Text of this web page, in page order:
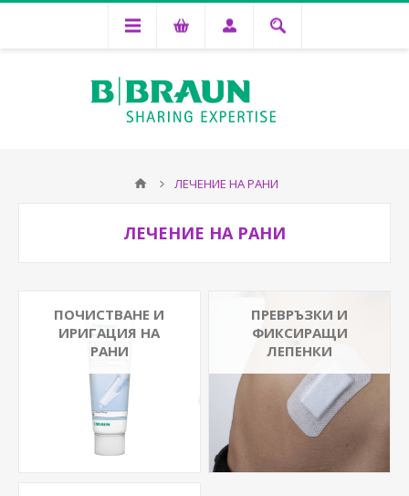
ЛЕЧЕНИЕ НА РАНИ
ЛЕЧЕНИЕ НА РАНИ
ПОЧИСТВАНЕ И
ИРИГАЦИЯ НА
РАНИ
ПРЕВРЪЗКИ И
ФИКСИРАЩИ
ЛЕПЕНКИ